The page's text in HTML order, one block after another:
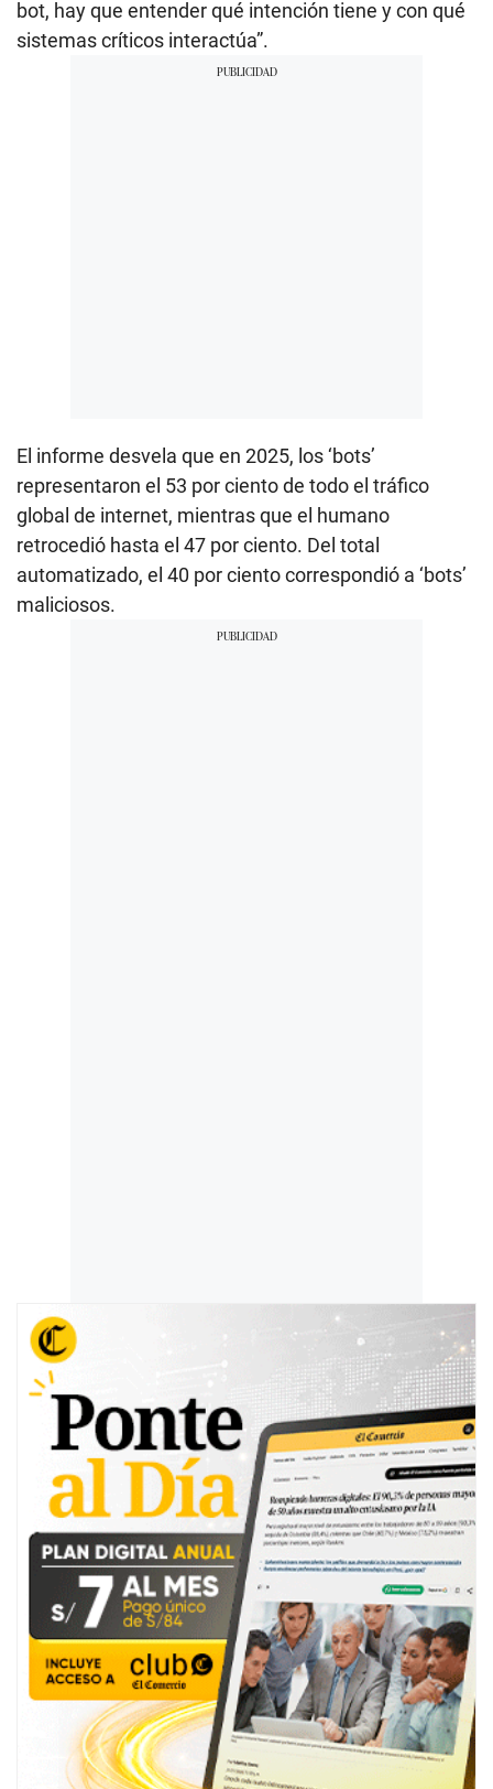
bot, hay que entender qué intención tiene y con qué
sistemas críticos interactúa”.
El informe desvela que en 2025, los ‘bots’
representaron el 53 por ciento de todo el tráfico
global de internet, mientras que el humano
retrocedió hasta el 47 por ciento. Del total
automatizado, el 40 por ciento correspondió a ‘bots’
maliciosos.